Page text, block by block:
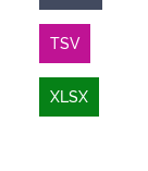
TSV
XLSX